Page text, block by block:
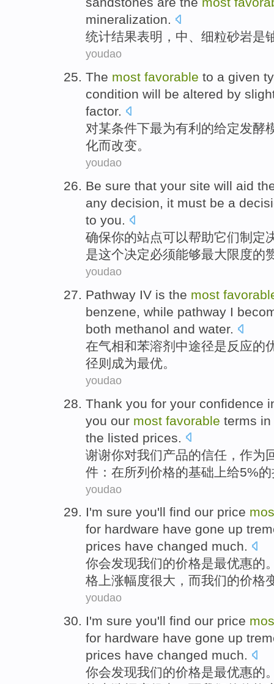
mineralization.
统计结果表明 ，中、 细粒砂岩是
youdao
The most favorable to a given
condition will be altered by
factor.
对某条件下最为有利 的给定发酵
化而改变。
youdao
Be sure that your site will aid
any decision, it must be a
to you.
确保你的站点可以帮助它们制定
是这个决定必须能够最大限度的
youdao
Pathway IV is the most
benzene, while pathway I
both methanol and water.
在气相和苯溶剂中途径是反应的
径则 成为最优。
youdao
Thank you for your confidence
you our most favorable terms in
the listed prices
谢谢你对我们产品的信任 ， 作为
件 ： 在所列价格的基础上给5%的
youdao
I'm sure you'll find our price
for hardware have gone up
prices have changed much.
你会发现我们的价格是最优惠的
格 上涨幅度很大，而我们的价格
youdao
I'm sure you'll find our price
for hardware have gone up
prices have changed much.
你会发现我们的价格是最优惠的